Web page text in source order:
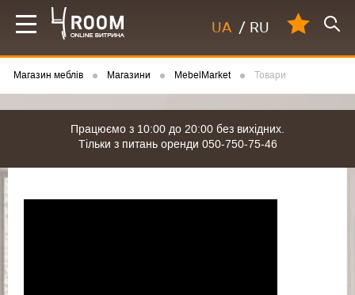
UA / RU
Магазин меблів Магазини MebelMarket Товари
Працюємо з 10:00 до 20:00 без вихідних.
Тільки з питань оренди 050-750-75-46